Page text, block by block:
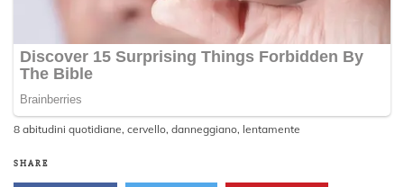
8 abitudini quotidiane, cervello, danneggiano, lentamente
SHARE